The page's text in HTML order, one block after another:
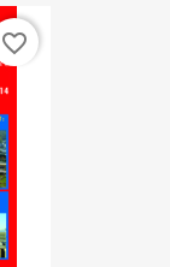
favorite_border